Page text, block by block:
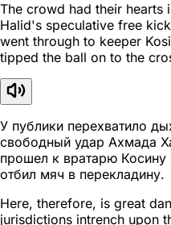
The crowd had their hearts
Halid's speculative free
went through to keeper
tipped the ball on to the
У публики перехватило
свободный удар Ахмада
прошел к вратарю Косину
отбил мяч в перекладину.
Here, therefore, is great
jurisdictions intrench upon